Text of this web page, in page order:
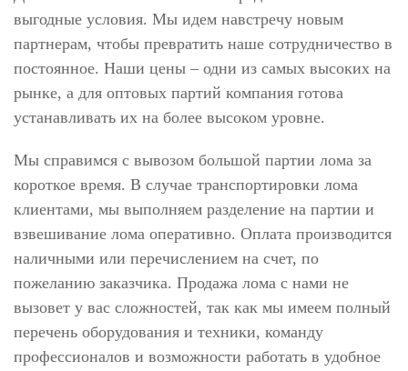
выгодные условия. Мы идем навстречу новым
партнерам, чтобы превратить наше сотрудничество в
постоянное. Наши цены – одни из самых высоких на
рынке, а для оптовых партий компания готова
устанавливать их на более высоком уровне.
Мы справимся с вывозом большой партии лома за
короткое время. В случае транспортировки лома
клиентами, мы выполняем разделение на партии и
взвешивание лома оперативно. Оплата производится
наличными или перечислением на счет, по
пожеланию заказчика. Продажа лома с нами не
вызовет у вас сложностей, так как мы имеем полный
перечень оборудования и техники, команду
профессионалов и возможности работать в удобное